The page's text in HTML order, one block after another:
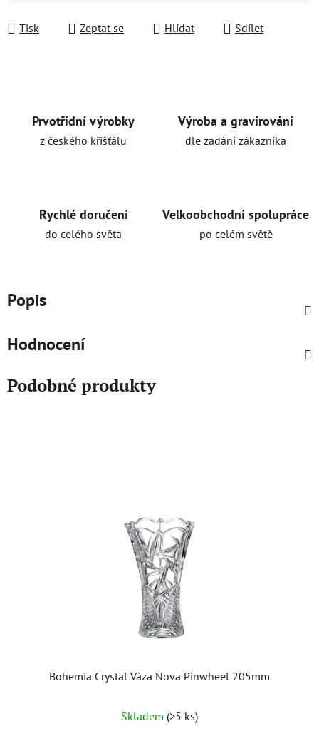
Tisk
Zeptat se Hlídat Sdílet
Prvotřídní výrobky
z českého křišťálu
Výroba a gravírování
dle zadání zákazníka
Rychlé doručení
do celého světa
Velkoobchodní spolupráce
po celém světě
Popis
Hodnocení
Podobné produkty
Bohemia Crystal Váza Nova Pinwheel 205mm
hodnocení
Skladem (>5 ks)